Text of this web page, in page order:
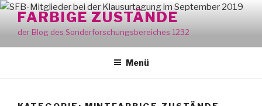
Zum
Inhalt
springen
FARBIGE ZUSTÄNDE
der Blog des Sonderforschungsbereiches 1232
Menü